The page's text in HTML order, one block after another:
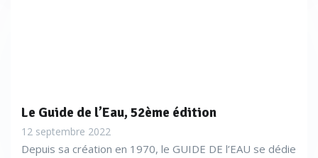
Le Guide de l’Eau, 52ème édition
12 septembre 2022
Depuis sa création en 1970, le GUIDE DE l’EAU se dédie